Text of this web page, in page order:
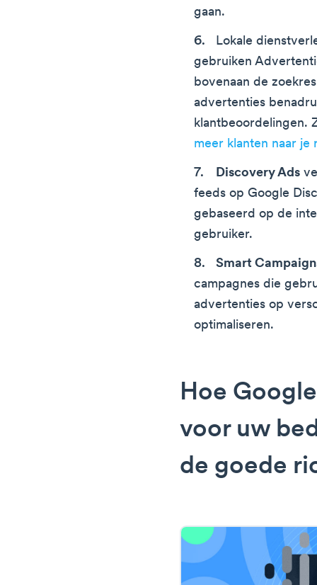
gaan.
Lokale
gebruiken
bovenaan de
advertenties
klantbeoordelingen.
meer klanten naar je
Discovery Ads
feeds op Google
gebaseerd op de
gebruiker.
Smart
campagnes die
advertenties op
optimaliseren.
Hoe
voor uw
de goede